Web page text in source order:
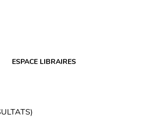
ESPACE LIBRAIRES